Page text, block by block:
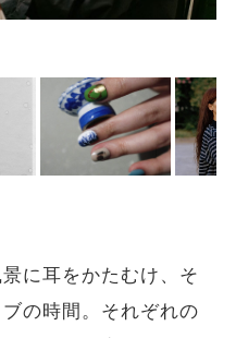
に耳をかたむけ、そ
の時間。それぞれの